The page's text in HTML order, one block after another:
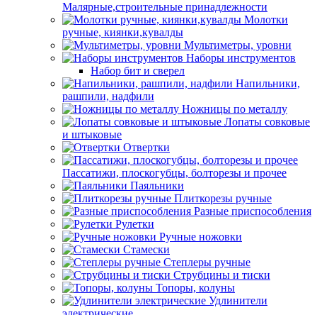
Малярные,строительные принадлежности
Молотки
ручные, киянки,кувалды
Мультиметры, уровни
Наборы инструментов
Набор бит и сверел
Напильники,
рашпили, надфили
Ножницы по металлу
Лопаты совковые
и штыковые
Отвертки
Пассатижи, плоскогубцы, болторезы и прочее
Паяльники
Плиткорезы ручные
Разные приспособления
Рулетки
Ручные ножовки
Стамески
Степлеры ручные
Струбцины и тиски
Топоры, колуны
Удлинители